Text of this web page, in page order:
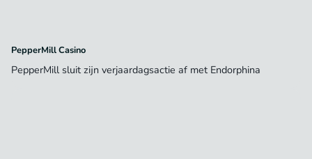
PepperMill Casino
PepperMill sluit zijn verjaardagsactie af met Endorphina